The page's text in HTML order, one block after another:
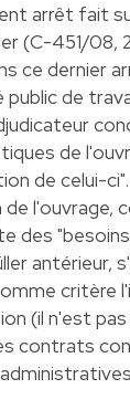
arrêt fait
(C-451/08,
ce dernier
public de
de
de celui-
de l'ouvrage,
des
antérieur,
critère
(il n'est pas
contrats